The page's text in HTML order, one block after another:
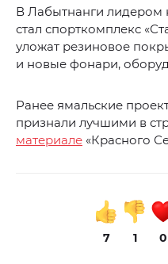
В Лабытнанги лидером
стал спорткомплекс
уложат резиновое
и новые фонари,
Ранее ямальские
признали лучшими в
материале «Красного
7 1 0